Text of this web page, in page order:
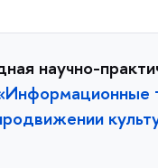
научно-